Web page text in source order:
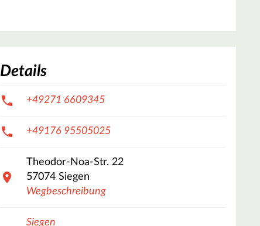
Details
+49271 6609345
+49176 95505025
Theodor-Noa-Str. 22
57074 Siegen
Wegbeschreibung
Siegen